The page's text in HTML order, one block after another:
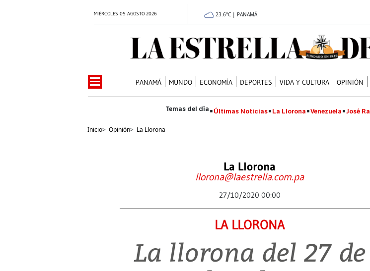
MIÉRCOLES 05 AGOSTO 2026 23.6°C | PANAMÁ
PANAMÁ MUNDO ECONOMÍA DEPORTES VIDA Y CULTURA OPINIÓN
Últimas Noticias La Llorona Venezuela José
Inicio> Opinión> La Llorona
La Llorona
llorona@laestrella.com.pa
27/10/2020 00:00
LA LLORONA
La llorona del 27 de